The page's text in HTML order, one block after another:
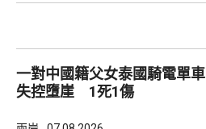
一對中國籍父女泰國騎電單車
失控墮崖 1死1傷